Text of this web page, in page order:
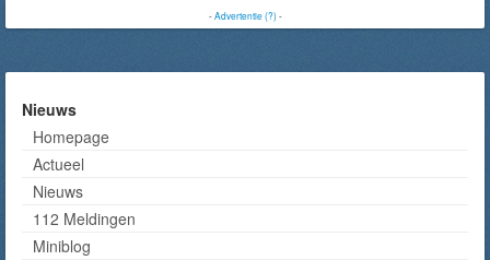
-Advertentie (?)-
Nieuws
Homepage
Actueel
Nieuws
112 Meldingen
Miniblog